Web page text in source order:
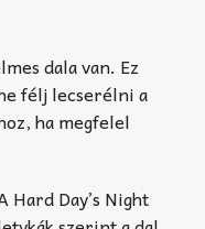
dala van. Ez
félj lecserélni a
ha megfelel
Hard Day’s Night